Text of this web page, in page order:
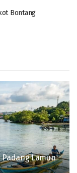
Bontang
Padang Lamun